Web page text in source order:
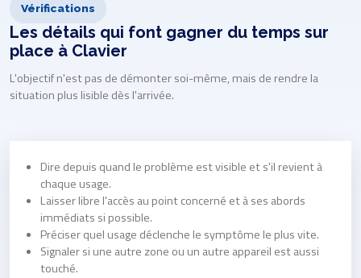
Vérifications
Les détails qui font gagner du temps sur
place à Clavier
L'objectif n'est pas de démonter soi-même, mais de rendre la
situation plus lisible dès l'arrivée.
Dire depuis quand le problème est visible et s'il revient à
chaque usage.
Laisser libre l'accès au point concerné et à ses abords
immédiats si possible.
Préciser quel usage déclenche le symptôme le plus vite.
Signaler si une autre zone ou un autre appareil est aussi
touché.